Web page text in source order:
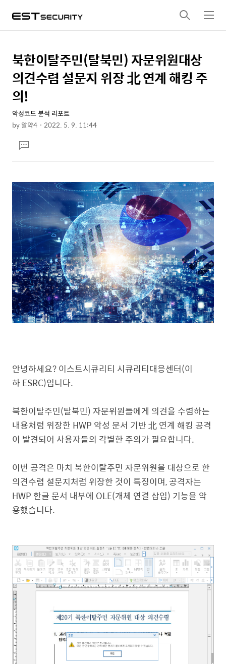
검
색
메
뉴
상
세
컨
텐
츠
본
제
목
북한이탈주민(탈북민) 자문위원대상
의견수렴 설문지 위장 北 연계 해킹 주
의!
악성코드 분석 리포트
by알약4 2022. 5. 9. 11:44
문댓
글
안녕하세요? 이스트시큐리티 시큐리티대응센터(이
하 ESRC)입니다.
북한이탈주민(탈북민) 자문위원들에게 의견을 수렴하는
내용처럼 위장한 HWP 악성 문서 기반 北 연계 해킹 공격
이 발견되어 사용자들의 각별한 주의가 필요합니다.
이번 공격은 마치 북한이탈주민 자문위원을 대상으로 한
의견수렴 설문지처럼 위장한 것이 특징이며, 공격자는
HWP 한글 문서 내부에 OLE(개체 연결 삽입) 기능을 악
용했습니다.